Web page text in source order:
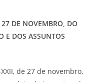
DE NOVEMBRO, DO
E DOS ASSUNTOS
de 27 de novembro,